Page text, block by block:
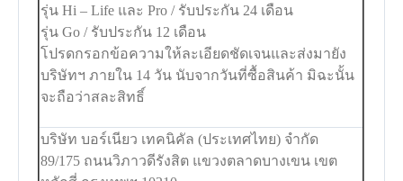
รุ่น Hi – Life และ Pro / รับประกัน 24 เดือน
รุ่น Go / รับประกัน 12 เดือน
โปรดกรอกข้อความให้ละเอียดชัดเจนและส่งมายัง
บริษัทฯ ภายใน 14 วัน นับจากวันที่ซื้อสินค้า มิฉะนั้น
จะถือว่าสละสิทธิ์
บริษัท บอร์เนียว เทคนิคัล (ประเทศไทย) จำกัด
89/175 ถนนวิภาวดีรังสิต แขวงตลาดบางเขน เขต